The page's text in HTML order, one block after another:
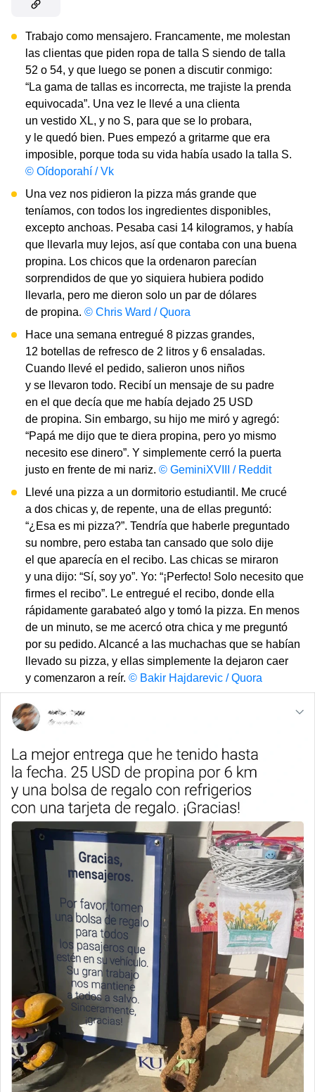
Trabajo como mensajero. Francamente, me molestan
las clientas que piden ropa de talla S siendo de talla
52 o 54, y que luego se ponen a discutir conmigo:
“La gama de tallas es incorrecta, me trajiste la prenda
equivocada”. Una vez le llevé a una clienta
un vestido XL, y no S, para que se lo probara,
y le quedó bien. Pues empezó a gritarme que era
imposible, porque toda su vida había usado la talla S.
© Oídoporahí / Vk
Una vez nos pidieron la pizza más grande que
teníamos, con todos los ingredientes disponibles,
excepto anchoas. Pesaba casi 14 kilogramos, y había
que llevarla muy lejos, así que contaba con una buena
propina. Los chicos que la ordenaron parecían
sorprendidos de que yo siquiera hubiera podido
llevarla, pero me dieron solo un par de dólares
de propina. © Chris Ward / Quora
Hace una semana entregué 8 pizzas grandes,
12 botellas de refresco de 2 litros y 6 ensaladas.
Cuando llevé el pedido, salieron unos niños
y se llevaron todo. Recibí un mensaje de su padre
en el que decía que me había dejado 25 USD
de propina. Sin embargo, su hijo me miró y agregó:
“Papá me dijo que te diera propina, pero yo mismo
necesito ese dinero”. Y simplemente cerró la puerta
justo en frente de mi nariz. © GeminiXVIII / Reddit
Llevé una pizza a un dormitorio estudiantil. Me crucé
a dos chicas y, de repente, una de ellas preguntó:
“¿Esa es mi pizza?”. Tendría que haberle preguntado
su nombre, pero estaba tan cansado que solo dije
el que aparecía en el recibo. Las chicas se miraron
y una dijo: “Sí, soy yo”. Yo: “¡Perfecto! Solo necesito que
firmes el recibo”. Le entregué el recibo, donde ella
rápidamente garabateó algo y tomó la pizza. En menos
de un minuto, se me acercó otra chica y me preguntó
por su pedido. Alcancé a las muchachas que se habían
llevado su pizza, y ellas simplemente la dejaron caer
y comenzaron a reír. © Bakir Hajdarevic / Quora